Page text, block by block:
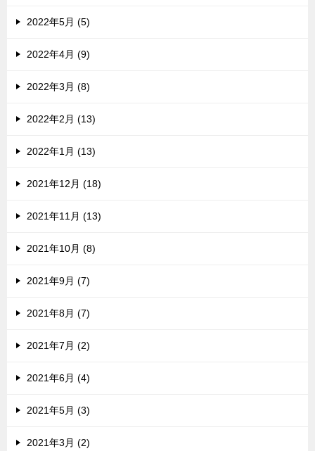
2022年5月 (5)
2022年4月 (9)
2022年3月 (8)
2022年2月 (13)
2022年1月 (13)
2021年12月 (18)
2021年11月 (13)
2021年10月 (8)
2021年9月 (7)
2021年8月 (7)
2021年7月 (2)
2021年6月 (4)
2021年5月 (3)
2021年3月 (2)